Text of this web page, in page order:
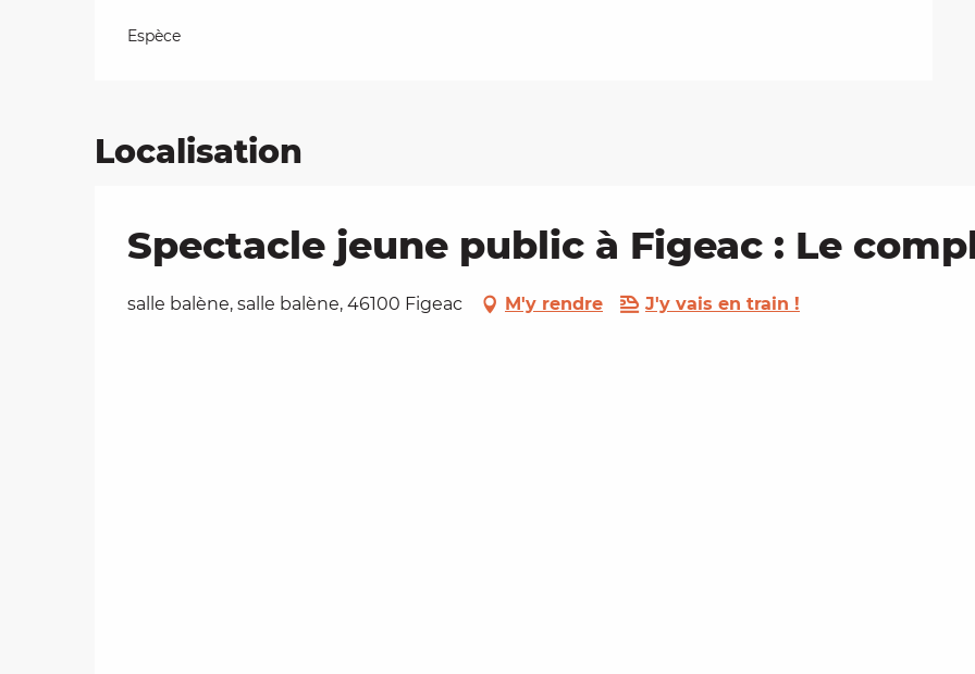
Espèce
Localisation
Spectacle jeune public à Figeac : Le
salle balène, salle balène, 46100 Figeac M'y rendre J'y vais en train !